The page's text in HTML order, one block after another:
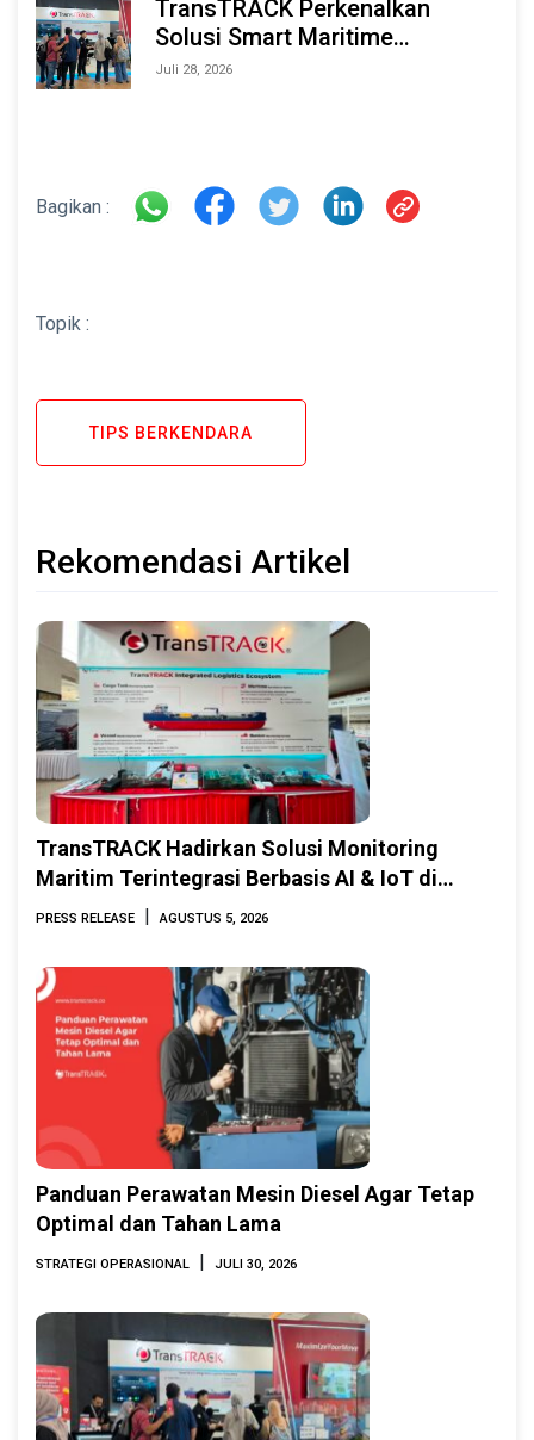
TransTRACK Perkenalkan
Solusi Smart Maritime
Monitoring Berbasis AI dan IoT
Juli 28, 2026
Bagikan :
Topik :
TIPS BERKENDARA
Rekomendasi Artikel
TransTRACK Hadirkan Solusi Monitoring
Maritim Terintegrasi Berbasis AI & IoT di
Indonesia Marine & Offshore Expo (IMOX)
PRESS RELEASE | AGUSTUS 5, 2026
Panduan Perawatan Mesin Diesel Agar Tetap
Optimal dan Tahan Lama
STRATEGI OPERASIONAL | JULI 30, 2026